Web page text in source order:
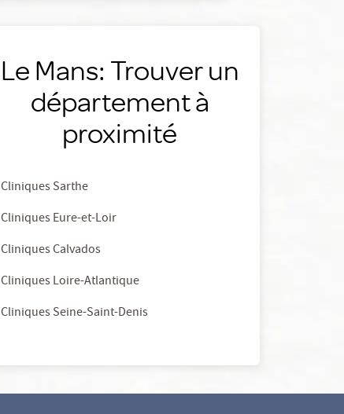
Le Mans: Trouver un
département à
proximité
Cliniques Sarthe
Cliniques Eure-et-Loir
Cliniques Calvados
Cliniques Loire-Atlantique
Cliniques Seine-Saint-Denis